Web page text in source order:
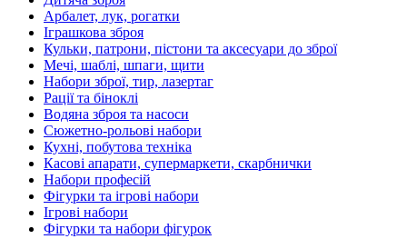
Арбалет, лук, рогатки
Іграшкова зброя
Кульки, патрони, пістони та аксесуари до зброї
Мечі, шаблі, шпаги, щити
Набори зброї, тир, лазертаг
Рації та біноклі
Водяна зброя та насоси
Сюжетно-рольові набори
Кухні, побутова техніка
Касові апарати, супермаркети, скарбнички
Набори професій
Фігурки та ігрові набори
Ігрові набори
Фігурки та набори фігурок